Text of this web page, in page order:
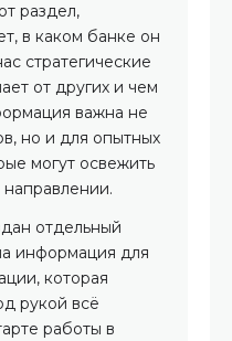
раздел,
в каком банке он
стратегические
от других и чем
важна не
но и для опытных
могут освежить
отдельный
информация для
которая
рукой всё
работы в